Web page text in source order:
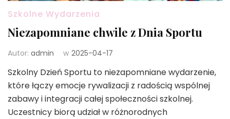
Szkolne Wydarzenia
Niezapomniane chwile z Dnia Sportu
Autor: admin w 2025-04-17
Szkolny Dzień Sportu to niezapomniane wydarzenie,
które łączy emocje rywalizacji z radością wspólnej
zabawy i integracji całej społeczności szkolnej.
Uczestnicy biorą udział w różnorodnych